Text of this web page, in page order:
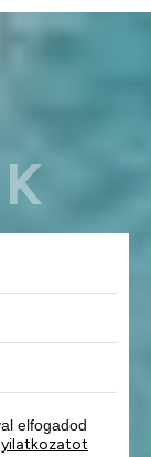
elfogadod